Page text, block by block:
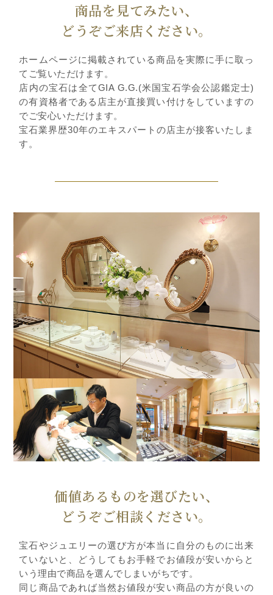
商品を見てみたい、
どうぞご来店ください。
ホームページに掲載されている商品を実際に手に取っ
てご覧いただけます。
店内の宝石は全てGIA G.G.(米国宝石学会公認鑑定士)
の有資格者である店主が直接買い付けをしていますの
でご安心いただけます。
宝石業界歴30年のエキスパートの店主が接客いたしま
す。
価値あるものを選びたい、
どうぞご相談ください。
宝石やジュエリーの選び方が本当に自分のものに出来
ていないと、どうしてもお手軽でお値段が安いからと
いう理由で商品を選んでしまいがちです。
同じ商品であれば当然お値段が安い商品の方が良いの